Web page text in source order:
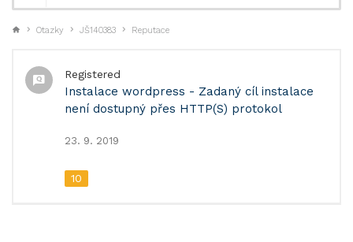
Otazky JŠ140383 Reputace
Registered
Instalace wordpress - Zadaný cíl instalace
není dostupný přes HTTP(S) protokol
23. 9. 2019
10